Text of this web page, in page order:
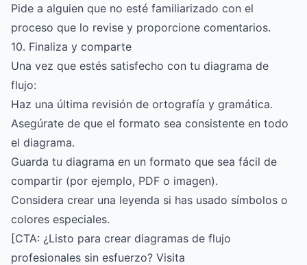
Pide a alguien que no esté familiarizado con el
proceso que lo revise y proporcione comentarios.
10. Finaliza y comparte
Una vez que estés satisfecho con tu diagrama de
flujo:
Haz una última revisión de ortografía y gramática.
Asegúrate de que el formato sea consistente en todo
el diagrama.
Guarda tu diagrama en un formato que sea fácil de
compartir (por ejemplo, PDF o imagen).
Considera crear una leyenda si has usado símbolos o
colores especiales.
[CTA: ¿Listo para crear diagramas de flujo
profesionales sin esfuerzo? Visita